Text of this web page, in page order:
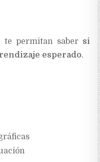
te permitan saber si
esperado.